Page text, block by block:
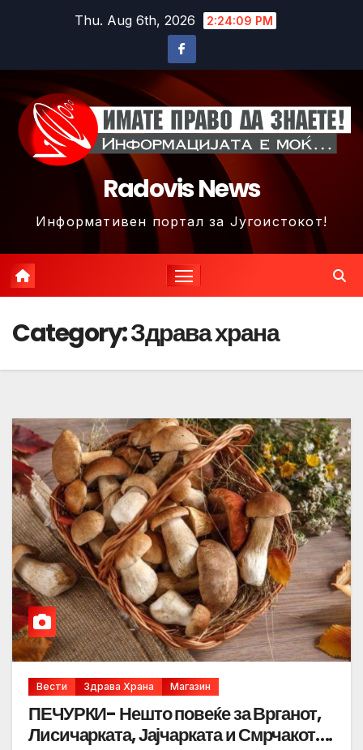
Thu. Aug 6th, 2026 2:24:11 PM
Radovis News
Информативен портал за Југоистокот!
Category:Здрава храна
Вести Здрава Храна Магазин
ПЕЧУРКИ- Нешто повеќе за Врганот,
Лисичарката, Јајчарката и Смрчакот….